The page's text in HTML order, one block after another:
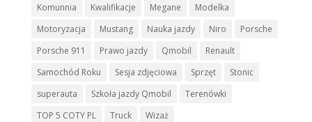
Komunnia
Kwalifikacje Megane
Modelka
Motoryzacja
Mustang Nauka jazdy Niro
Porsche
Porsche 911
Prawo jazdy Qmobil
Renault
Samochód Roku
Sesja zdjęciowa Sprzęt
Stonic
superauta
Szkoła jazdy Qmobil
Terenówki
TOP 5 COTY PL
Truck
Wizaż